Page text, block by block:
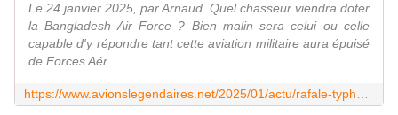
Le 24 janvier 2025, par Arnaud. Quel chasseur viendra doter
la Bangladesh Air Force ? Bien malin sera celui ou celle
capable d'y répondre tant cette aviation militaire aura épuisé
de Forces Aér...